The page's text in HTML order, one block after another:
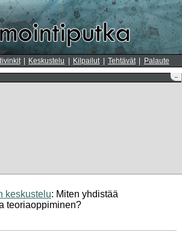
Keskustelu Kilpailut Tehtävät Palaute
–
keskustelu: Miten yhdistää
teoriaoppiminen?